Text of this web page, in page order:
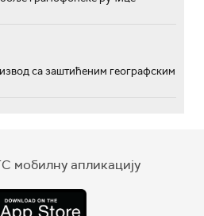
са заштићеним географским
мобилну апликацију